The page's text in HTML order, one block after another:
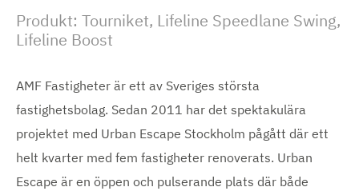
Produkt: Tourniket, Lifeline Speedlane Swing,
Lifeline Boost
AMF Fastigheter är ett av Sveriges största
fastighetsbolag. Sedan 2011 har det spektakulära
projektet med Urban Escape Stockholm pågått där ett
helt kvarter med fem fastigheter renoverats. Urban
Escape är en öppen och pulserande plats där både